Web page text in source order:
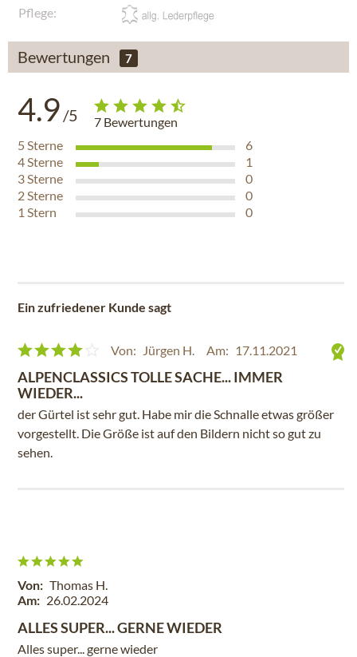
Pflege:
Bewertungen 7
4.9 /5 7 Bewertungen
5Sterne
6
4Sterne
1
3Sterne
0
2Sterne
0
1 Stern 0
Ein zufriedener Kunde sagt
Von: Jürgen H. Am: 17.11.2021
ALPENCLASSICS TOLLE SACHE... IMMER
WIEDER...
der Gürtel ist sehr gut. Habe mir die Schnalle etwas größer
vorgestellt. Die Größe ist auf den Bildern nicht so gut zu
sehen.
Von: Thomas H.
Am: 26.02.2024
ALLES SUPER... GERNE WIEDER
Alles super... gerne wieder